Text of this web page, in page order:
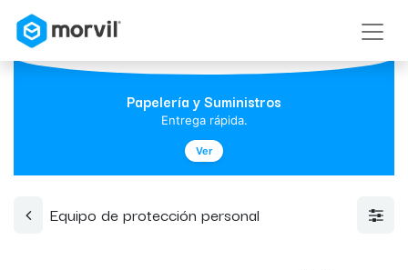
Papelería y Suministros
Entrega rápida.
Ver
Equipo de protección personal